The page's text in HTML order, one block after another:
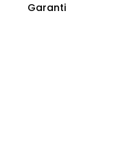
Garanti